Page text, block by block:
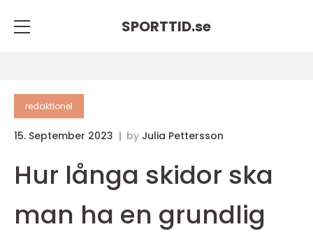
SPORTTID.se
redaktionel
15. September 2023 by Julia Pettersson
Hur långa skidor ska
man ha en grundlig